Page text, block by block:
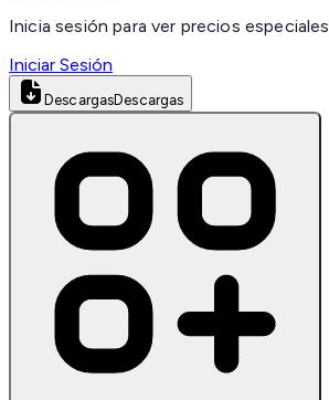
Inicia sesión para ver precios especiales
Iniciar Sesión
DescargasDescargas